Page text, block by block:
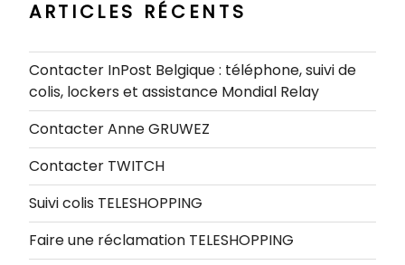
ARTICLES RÉCENTS
Contacter InPost Belgique : téléphone, suivi de
colis, lockers et assistance Mondial Relay
Contacter Anne GRUWEZ
Contacter TWITCH
Suivi colis TELESHOPPING
Faire une réclamation TELESHOPPING